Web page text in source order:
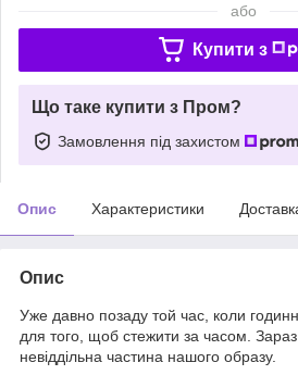
або
Купити з
Що таке купити з Пром?
Замовлення під захистом
Опис Характеристики
Опис
Уже давно позаду той час, коли
для того, щоб стежити за часом.
невіддільна частина нашого образу.